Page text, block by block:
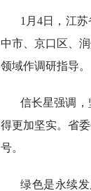
1月4日，江
中市、京口区、
领域作调研指导。
信长星强调
得更加坚实。省
号。
绿色是永续